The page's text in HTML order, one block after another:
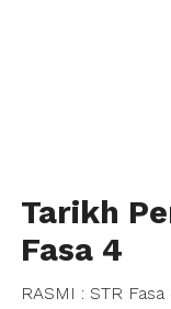
Tarikh
Fasa 4
RASMI : STR